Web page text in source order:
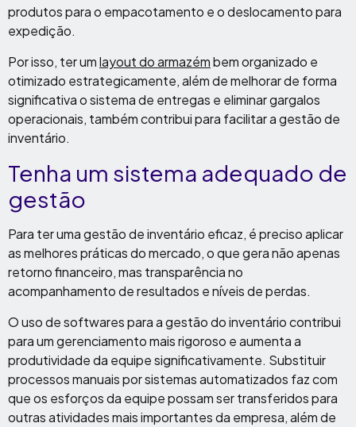
produtos para o empacotamento e o deslocamento para
expedição.
Por isso, ter umlayout do armazémbem organizado e
otimizado estrategicamente, além de melhorar de forma
significativa o sistema de entregas e eliminar gargalos
operacionais, também contribui para facilitar a gestão de
inventário.
Tenha um sistema adequado de
gestão
Para ter uma gestão de inventário eficaz, é preciso aplicar
as melhores práticas do mercado, o que gera não apenas
retorno financeiro, mas transparência no
acompanhamento de resultados e níveis de perdas.
O uso de softwares para a gestão do inventário contribui
para um gerenciamento mais rigoroso e aumenta a
produtividade da equipe significativamente. Substituir
processos manuais por sistemas automatizados faz com
que os esforços da equipe possam ser transferidos para
outras atividades mais importantes da empresa, além de